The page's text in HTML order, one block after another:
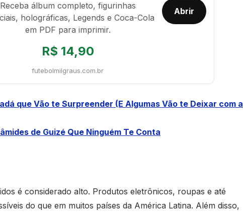
Receba álbum completo, figurinhas
holográficas, Legends e Coca-Cola
em PDF para imprimir.
R$ 14,90
futebolmilgraus.com.br
Abrir
que Vão te Surpreender (E Algumas Vão te Deixar com a
de Guizé Que Ninguém Te Conta
é considerado alto. Produtos eletrônicos, roupas e até
do que em muitos países da América Latina. Além disso,